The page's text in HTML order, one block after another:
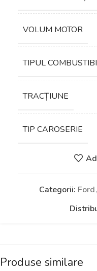
VOLUM MOTOR
TIPUL
TRACȚIUNE
TIP CAROSERIE
Categorii: Ford,
Produse similare